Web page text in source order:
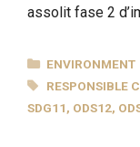
assolit fase 2
CATEGORIES
ENVIRONMENT
TAGS
RESPONSIBLE
SDG11, ODS12,